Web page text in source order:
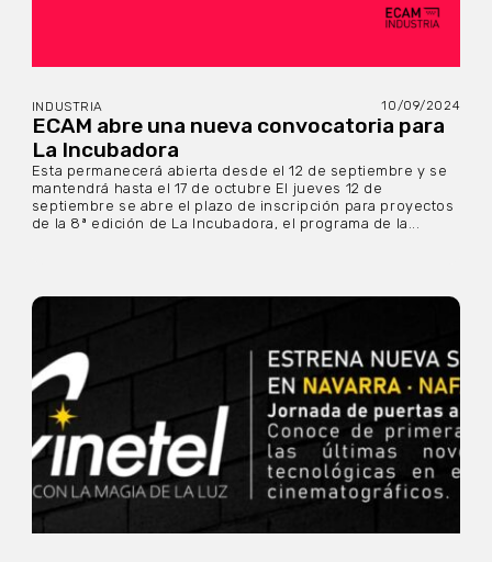
INDUSTRIA 10/09/2024
ECAM abre una nueva convocatoria para
La Incubadora
Esta permanecerá abierta desde el 12 de septiembre y se
mantendrá hasta el 17 de octubre El jueves 12 de
septiembre se abre el plazo de inscripción para proyectos
de la 8ª edición de La Incubadora, el programa de la...